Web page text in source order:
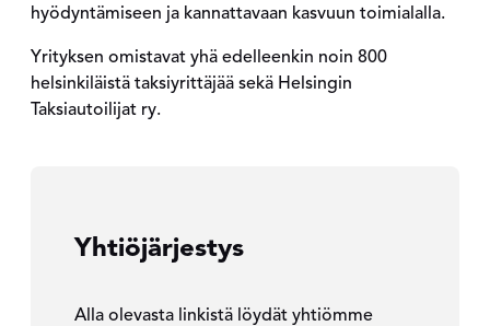
hyödyntämiseen ja kannattavaan kasvuun toimialalla.
Yrityksen omistavat yhä edelleenkin noin 800
helsinkiläistä taksiyrittäjää sekä Helsingin
Taksiautoilijat ry.
Yhtiöjärjestys
Alla olevasta linkistä löydät yhtiömme